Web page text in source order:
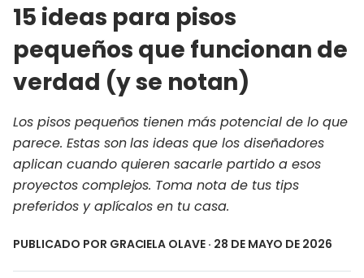
15 ideas para pisos
pequeños que funcionan de
verdad (y se notan)
Los pisos pequeños tienen más potencial de lo que
parece. Estas son las ideas que los diseñadores
aplican cuando quieren sacarle partido a esos
proyectos complejos. Toma nota de tus tips
preferidos y aplícalos en tu casa.
PUBLICADO POR GRACIELA OLAVE · 28 DE MAYO DE 2026